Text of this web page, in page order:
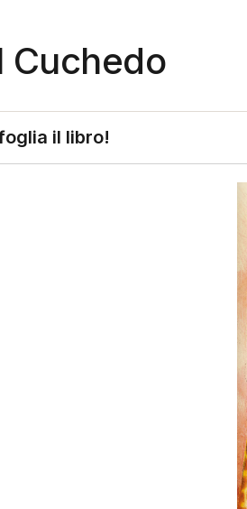
Cuchedo
il libro!